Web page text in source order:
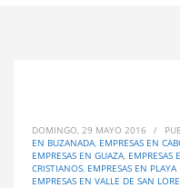
DOMINGO, 29 MAYO 2016 /
EN BUZANADA, EMPRESAS EN
EMPRESAS EN GUAZA, EMPRESAS
CRISTIANOS, EMPRESAS EN
EMPRESAS EN VALLE DE SAN